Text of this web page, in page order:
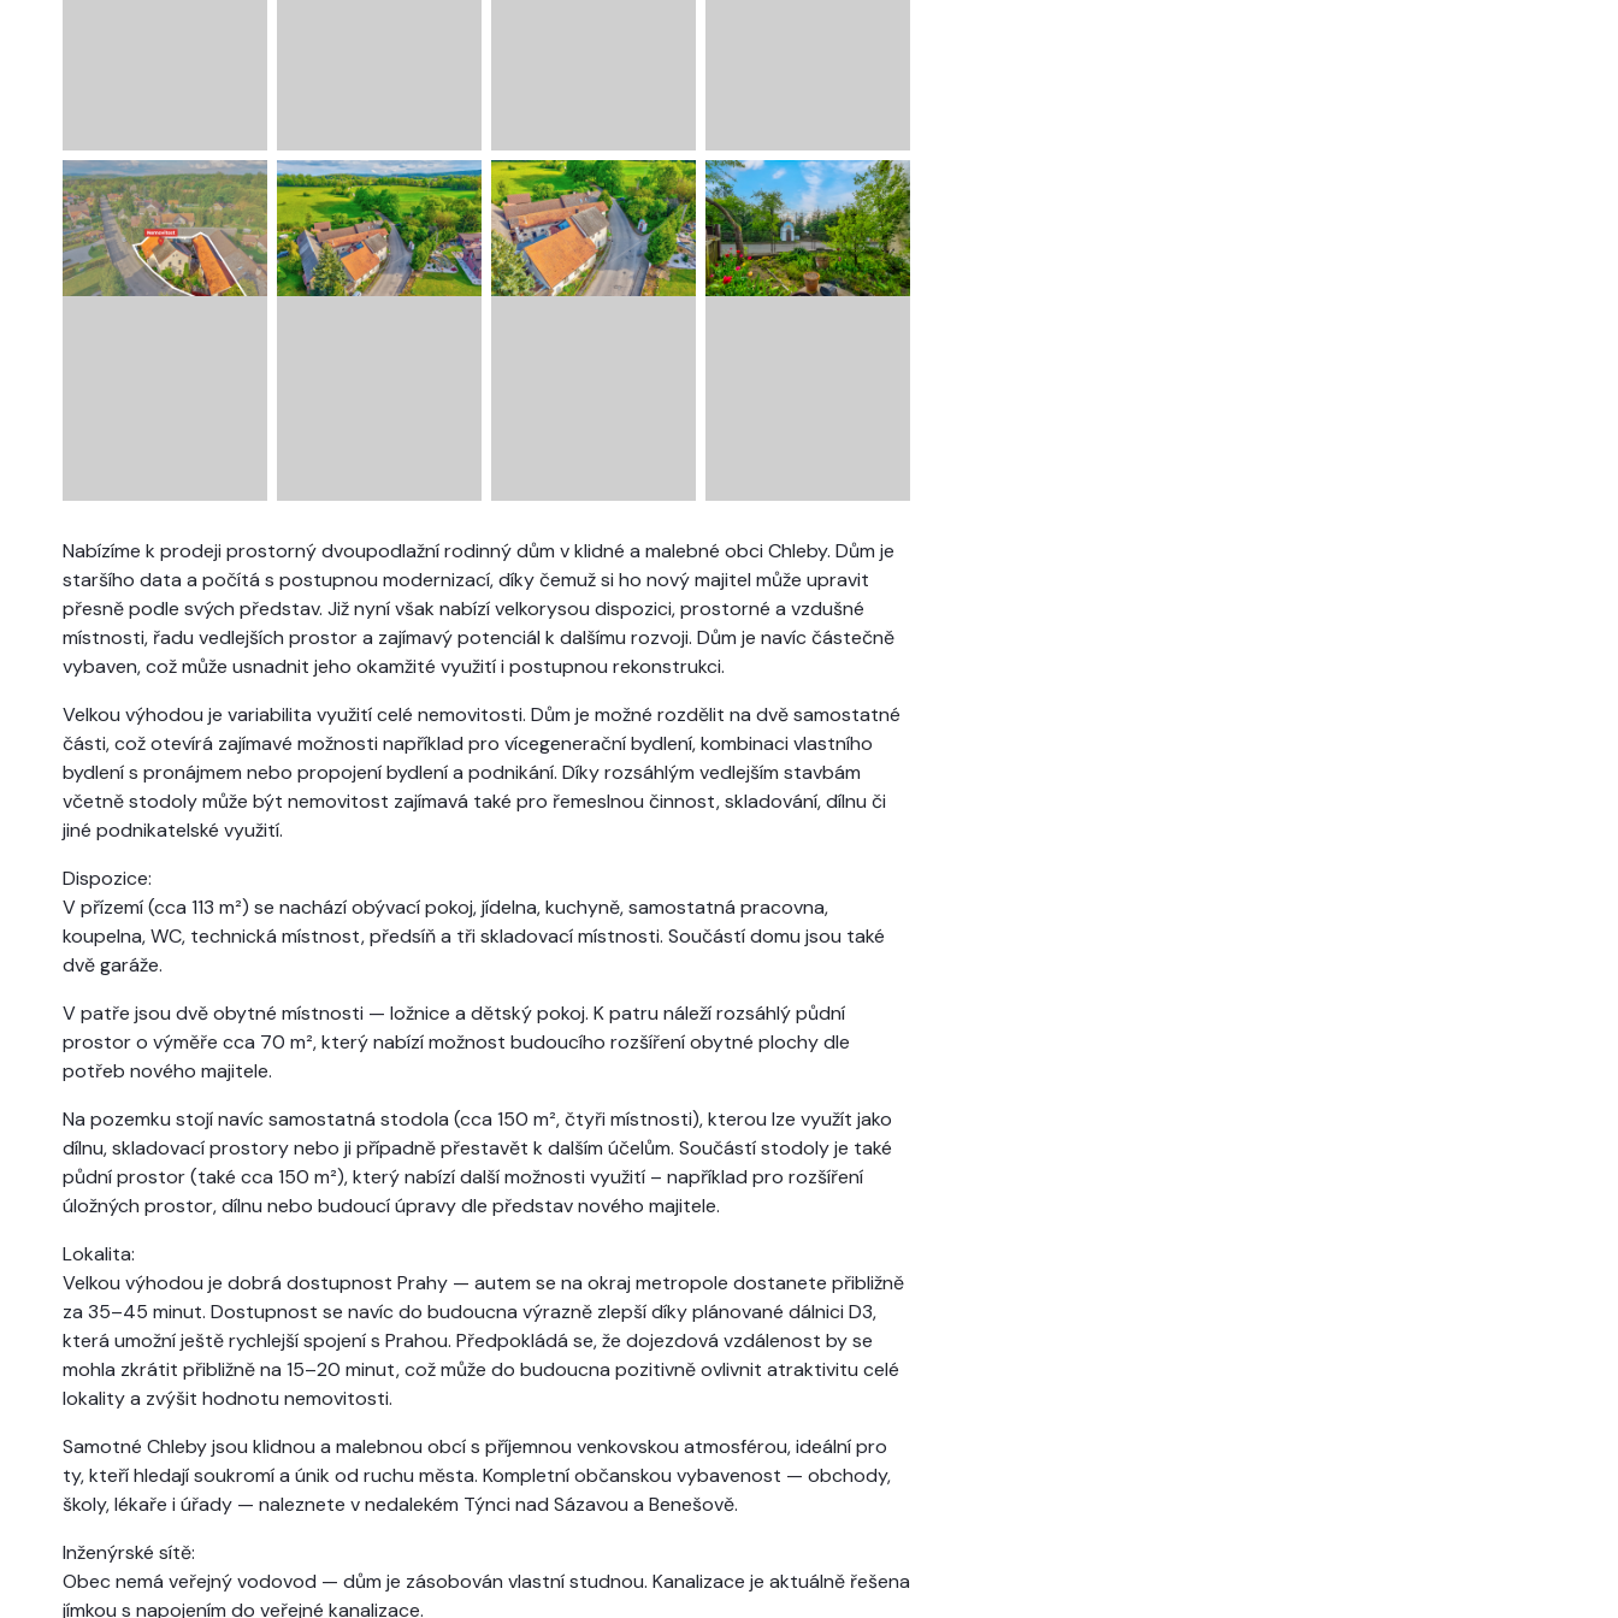
Nabízíme k prodeji prostorný dvoupodlažní rodinný dům v klidné a malebné obci Chleby. Dům je
staršího data a počítá s postupnou modernizací, díky čemuž si ho nový majitel může upravit
přesně podle svých představ. Již nyní však nabízí velkorysou dispozici, prostorné a vzdušné
místnosti, řadu vedlejších prostor a zajímavý potenciál k dalšímu rozvoji. Dům je navíc částečně
vybaven, což může usnadnit jeho okamžité využití i postupnou rekonstrukci.
Velkou výhodou je variabilita využití celé nemovitosti. Dům je možné rozdělit na dvě samostatné
části, což otevírá zajímavé možnosti například pro vícegenerační bydlení, kombinaci vlastního
bydlení s pronájmem nebo propojení bydlení a podnikání. Díky rozsáhlým vedlejším stavbám
včetně stodoly může být nemovitost zajímavá také pro řemeslnou činnost, skladování, dílnu či
jiné podnikatelské využití.
Dispozice:
V přízemí (cca 113 m²) se nachází obývací pokoj, jídelna, kuchyně, samostatná pracovna,
koupelna, WC, technická místnost, předsíň a tři skladovací místnosti. Součástí domu jsou také
dvě garáže.
V patře jsou dvě obytné místnosti — ložnice a dětský pokoj. K patru náleží rozsáhlý půdní
prostor o výměře cca 70 m², který nabízí možnost budoucího rozšíření obytné plochy dle
potřeb nového majitele.
Na pozemku stojí navíc samostatná stodola (cca 150 m², čtyři místnosti), kterou lze využít jako
dílnu, skladovací prostory nebo ji případně přestavět k dalším účelům. Součástí stodoly je také
půdní prostor (také cca 150 m²), který nabízí další možnosti využití – například pro rozšíření
úložných prostor, dílnu nebo budoucí úpravy dle představ nového majitele.
Lokalita:
Velkou výhodou je dobrá dostupnost Prahy — autem se na okraj metropole dostanete přibližně
za 35–45 minut. Dostupnost se navíc do budoucna výrazně zlepší díky plánované dálnici D3,
která umožní ještě rychlejší spojení s Prahou. Předpokládá se, že dojezdová vzdálenost by se
mohla zkrátit přibližně na 15–20 minut, což může do budoucna pozitivně ovlivnit atraktivitu celé
lokality a zvýšit hodnotu nemovitosti.
Samotné Chleby jsou klidnou a malebnou obcí s příjemnou venkovskou atmosférou, ideální pro
ty, kteří hledají soukromí a únik od ruchu města. Kompletní občanskou vybavenost — obchody,
školy, lékaře i úřady — naleznete v nedalekém Týnci nad Sázavou a Benešově.
Inženýrské sítě:
Obec nemá veřejný vodovod — dům je zásobován vlastní studnou. Kanalizace je aktuálně řešena
jímkou s napojením do veřejné kanalizace.